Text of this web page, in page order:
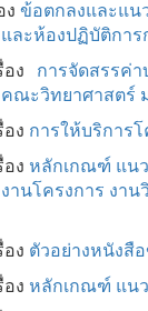
ง ข้อตกลงและแน
และห้องปฏิบัติการ
อง
การจัดสรรค่
คณะวิทยาศาสตร์
อง การให้บริการ
อง หลักเกณฑ์ แน
งานโครงการ งา
อง ตัวอย่างหนังสื
อง หลักเกณฑ์ แนว